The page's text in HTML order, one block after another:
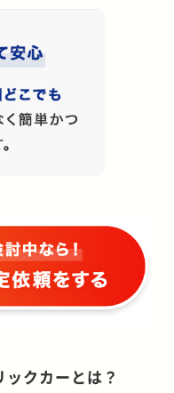
クカーとは？